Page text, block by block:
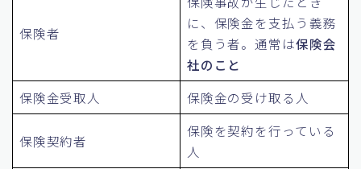
保険者
に、保険金を支払う義務
を負う者。通常は保険会
社のこと
保険金受取人
保険金の受け取る人
保険契約者
保険を契約を行っている
人